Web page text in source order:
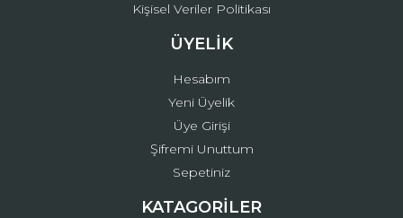
Kişisel Veriler Politikası
ÜYELİK
Hesabım
Yeni Üyelik
Üye Girişi
Şifremi Unuttum
Sepetiniz
KATAGORİLER